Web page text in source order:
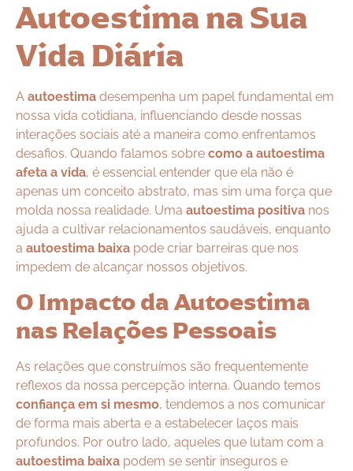
Autoestima na Sua
Vida Diária
A autoestima desempenha um papel fundamental em
nossa vida cotidiana, influenciando desde nossas
interações sociais até a maneira como enfrentamos
desafios. Quando falamos sobre como a autoestima
afeta a vida, é essencial entender que ela não é
apenas um conceito abstrato, mas sim uma força que
molda nossa realidade. Uma autoestima positiva nos
ajuda a cultivar relacionamentos saudáveis, enquanto
a autoestima baixa pode criar barreiras que nos
impedem de alcançar nossos objetivos.
O Impacto da Autoestima
nas Relações Pessoais
As relações que construímos são frequentemente
reflexos da nossa percepção interna. Quando temos
confiança em si mesmo, tendemos a nos comunicar
de forma mais aberta e a estabelecer laços mais
profundos. Por outro lado, aqueles que lutam com a
autoestima baixa podem se sentir inseguros e